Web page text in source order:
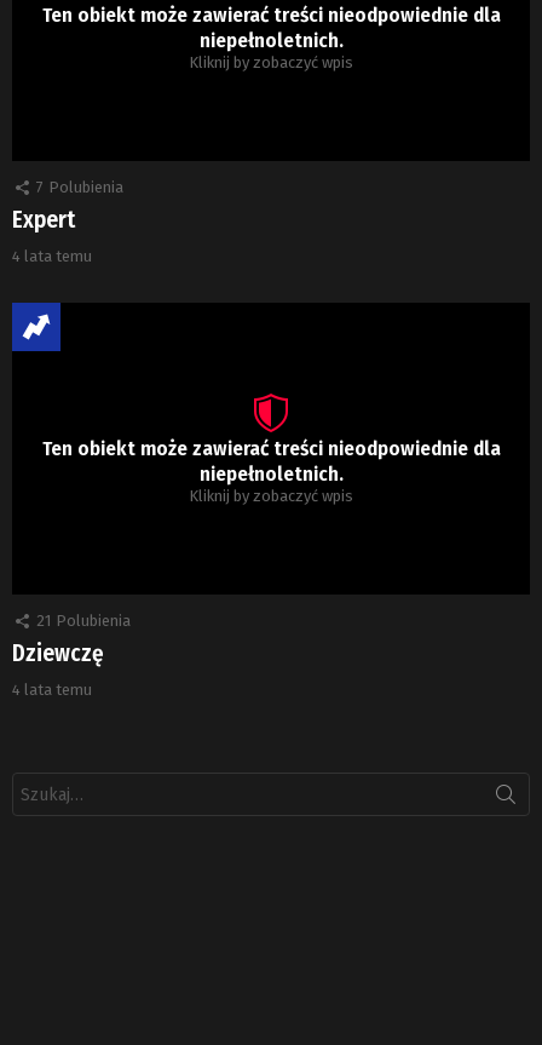
Ten obiekt może zawierać treści nieodpowiednie dla
niepełnoletnich.
Kliknij by zobaczyć wpis
7 Polubienia
Expert
4 lata temu
Ten obiekt może zawierać treści nieodpowiednie dla
niepełnoletnich.
Kliknij by zobaczyć wpis
21 Polubienia
Dziewczę
4 lata temu